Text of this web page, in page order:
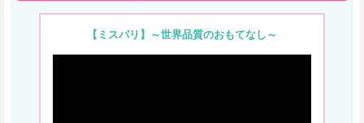
【ミスパリ】～世界品質のおもてなし～